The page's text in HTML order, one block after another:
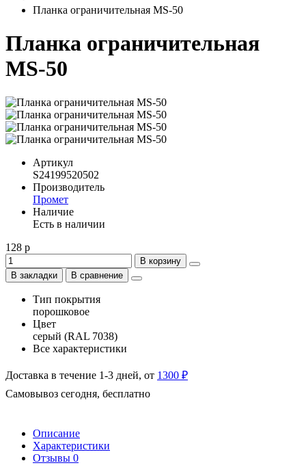
Планка ограничительная MS-50
Планка ограничительная
MS-50
Артикул
S24199520502
Производитель
Промет
Наличие
Есть в наличии
128 р
В корзину
В закладки
В сравнение
Тип покрытия
порошковое
Цвет
серый (RAL 7038)
Все характеристики
Доставка в течение 1-3 дней, от 1300 ₽
Самовывоз сегодня, бесплатно
Описание
Характеристики
Отзывы 0